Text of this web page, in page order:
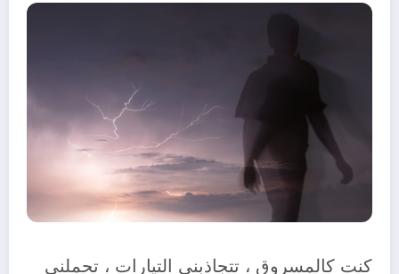
كنت كالمسروق ، تتجاذبني التيارات ، تحملني